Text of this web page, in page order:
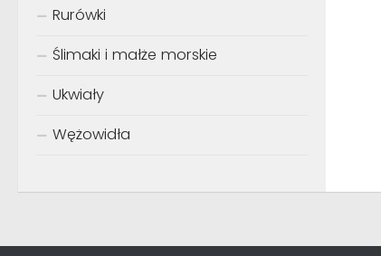
Rurówki
Ślimaki i małże morskie
Ukwiały
Wężowidła